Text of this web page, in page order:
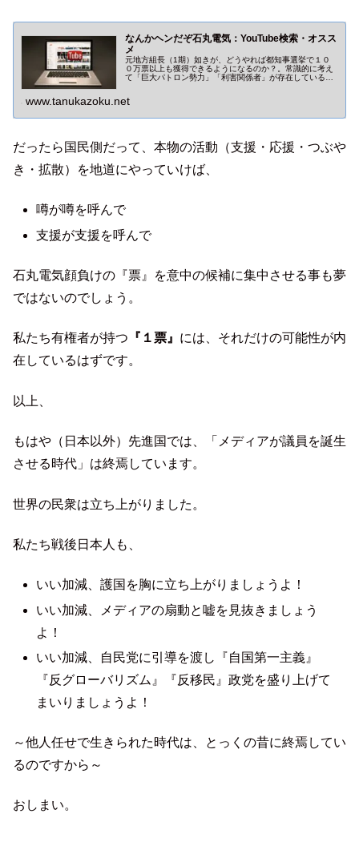
なんかヘンだぞ石丸電気：YouTube検索・オスス
メ
元地方組長（1期）如きが、どうやれば都知事選挙で１０
０万票以上も獲得できるようになるのか？。常識的に考え
て「巨大パトロン勢力」「利害関係者」が存在しているは
www.tanukazoku.net
だったら国民側だって、本物の活動（支援・応援・つぶや
き・拡散）を地道にやっていけば、
噂が噂を呼んで
支援が支援を呼んで
石丸電気顔負けの『票』を意中の候補に集中させる事も夢
ではないのでしょう。
私たち有権者が持つ 『１票』 には、それだけの可能性が内
在しているはずです。
以上、
もはや（日本以外）先進国では、「メディアが議員を誕生
させる時代」は終焉しています。
世界の民衆は立ち上がりました。
私たち戦後日本人も、
いい加減、護国を胸に立ち上がりましょうよ！
いい加減、メディアの扇動と嘘を見抜きましょう
よ！
いい加減、自民党に引導を渡し『自国第一主義』
『反グローバリズム』『反移民』政党を盛り上げて
まいりましょうよ！
～他人任せで生きられた時代は、とっくの昔に終焉してい
るのですから～
おしまい。